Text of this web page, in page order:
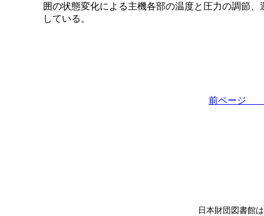
囲の状態変化による主機各部の温度と圧力の調節
している。
前ペー
日本財団図書館